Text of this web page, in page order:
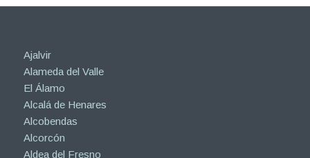
Ajalvir
Alameda del Valle
El Álamo
Alcalá de Henares
Alcobendas
Alcorcón
Aldea del Fresno